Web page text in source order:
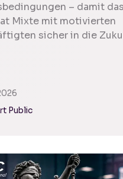
– damit
Mixte mit motivierten
sicher in die
Public